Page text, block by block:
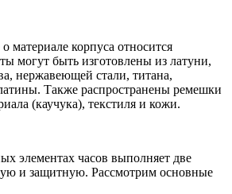
материале корпуса относится
могут быть изготовлены из латуни,
нержавеющей стали, титана,
Также распространены ремешки
(каучука), текстиля и кожи.
элементах часов выполняет две
и защитную. Рассмотрим основные